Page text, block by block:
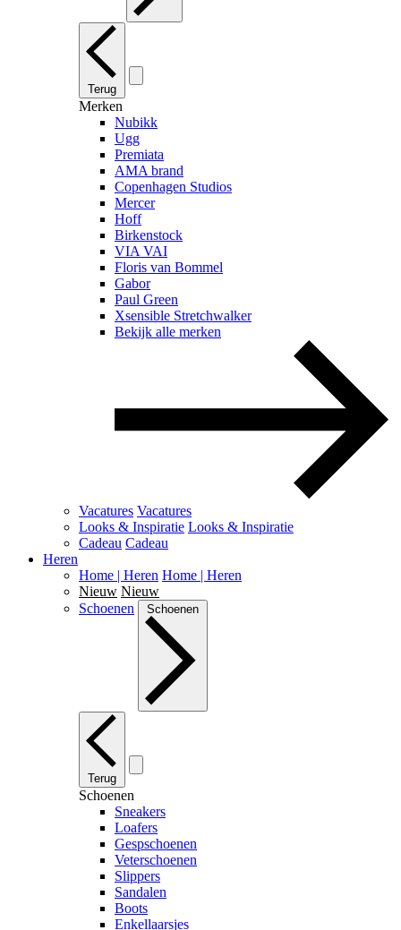
Terug
Merken
Nubikk
Ugg
Premiata
AMA brand
Copenhagen Studios
Mercer
Hoff
Birkenstock
VIA VAI
Floris van Bommel
Gabor
Paul Green
Xsensible Stretchwalker
Bekijk alle merken
Vacatures Vacatures
Looks & Inspiratie Looks & Inspiratie
Cadeau Cadeau
Heren
Home | Heren Home | Heren
Nieuw Nieuw
Schoenen
Schoenen
Terug
Schoenen
Sneakers
Loafers
Gespschoenen
Veterschoenen
Slippers
Sandalen
Boots
Enkellaarsjes